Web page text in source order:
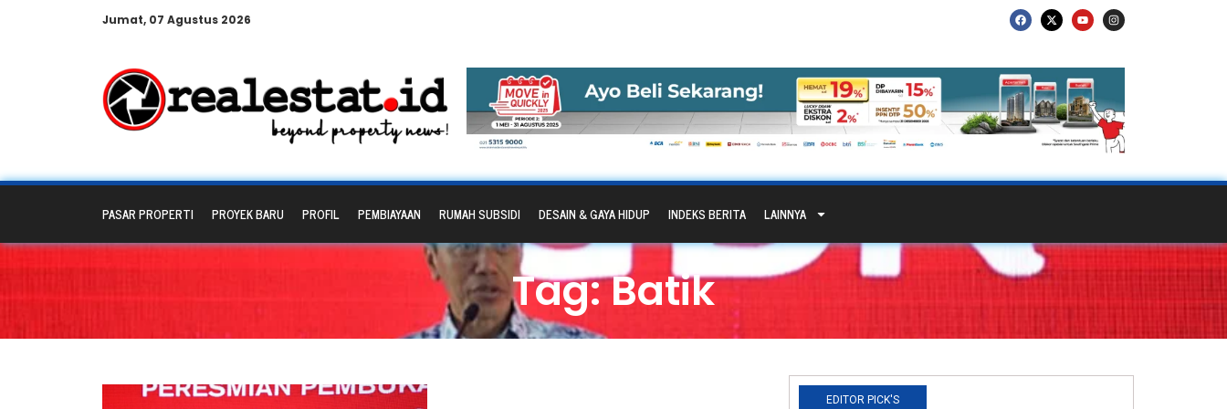
Jumat, 07 Agustus 2026
PASAR PROPERTI PROYEK BARU PROFIL PEMBIAYAAN RUMAH SUBSIDI DESAIN & GAYA HIDUP INDEKS BERITA LAINNYA
Tag: Batik
EDITOR PICK'S